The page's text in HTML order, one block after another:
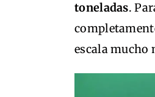
toneladas.
escala mucho